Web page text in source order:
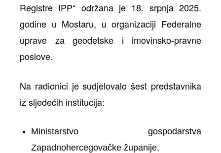
Registre IPP“ održana je 18. srpnja 2025.
godine u Mostaru, u organizaciji Federalne
uprave za geodetske i imovinsko-pravne
poslove.
Na radionici je sudjelovalo šest predstavnika
iz sljedećih institucija:
Ministarstvo gospodarstva
Zapadnohercegovačke županije,